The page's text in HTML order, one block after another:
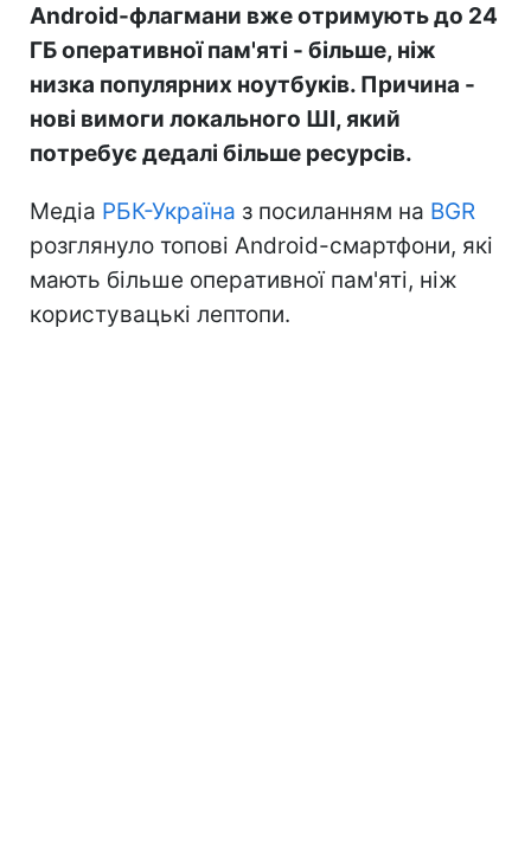
Android-флагмани вже отримують до 24
ГБ оперативної пам'яті - більше, ніж
низка популярних ноутбуків. Причина -
нові вимоги локального ШІ, який
потребує дедалі більше ресурсів.
Медіа РБК-Україна з посиланням на BGR
розглянуло топові Android-смартфони, які
мають більше оперативної пам'яті, ніж
користувацькі лептопи.